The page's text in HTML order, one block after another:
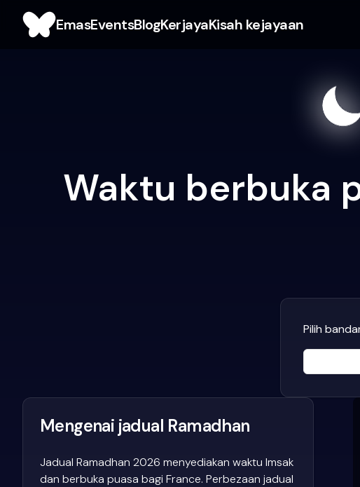
EmasEventsBlogKerjayaKisah kejayaan
Waktu berbuka
Pilih
Mengenai jadual Ramadhan
Jadual Ramadhan 2026 menyediakan waktu Imsak
dan berbuka puasa bagi France. Perbezaan jadual